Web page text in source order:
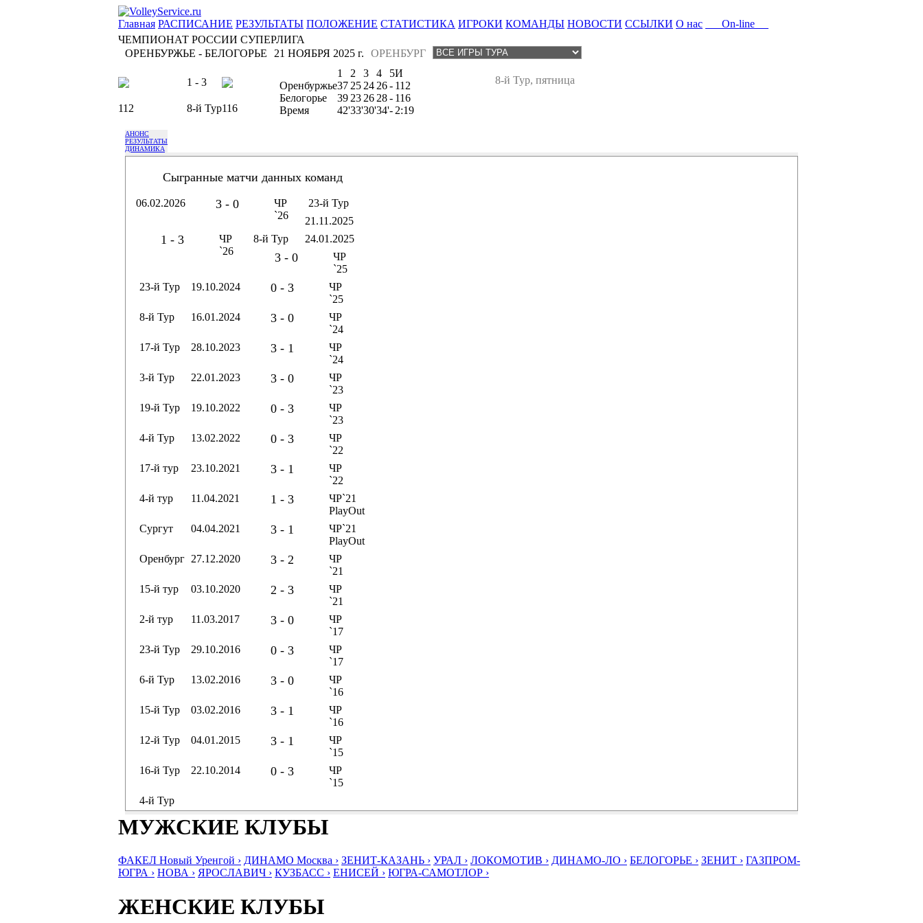
Главная РАСПИСАНИЕ РЕЗУЛЬТАТЫ ПОЛОЖЕНИЕ СТАТИСТИКА ИГРОКИ КОМАНДЫ НОВОСТИ ССЫЛКИ О нас
On-line
ЧЕМПИОНАТ РОССИИ СУПЕРЛИГА
ОРЕНБУРЖЬЕ - БЕЛОГОРЬЕ
ОРЕНБУРГ
21 НОЯБРЯ 2025 г.
1 - 3
112 8-й Тур116
8-й Тур, пятница
1 2 3 4 5И
Оренбуржье37 25 24 26- 112
Белогорье
39 23 26 28- 116
Время
42'33'30'34'- 2:19
АНОНС
РЕЗУЛЬТАТЫ
ДИНАМИКА
Сыгранные матчи данных команд
06.02.2026 3 - 0
ЧР
`26
23-й Тур
21.11.2025
1 - 3
ЧР
`26
8-й Тур 24.01.2025
3 - 0
ЧР
`25
23-й Тур
19.10.2024 0 - 3
ЧР
`25
8-й Тур
16.01.2024 3 - 0
ЧР
`24
17-й Тур
28.10.2023 3 - 1
ЧР
`24
3-й Тур
22.01.2023 3 - 0
ЧР
`23
19-й Тур
19.10.2022 0 - 3
ЧР
`23
4-й Тур
13.02.2022 0 - 3
ЧР
`22
17-й тур
23.10.2021 3 - 1
ЧР
`22
4-й тур
11.04.2021 1 - 3
ЧР`21
PlayOut
Сургут
04.04.2021 3 - 1
ЧР`21
PlayOut
Оренбург 27.12.2020 3 - 2
ЧР
`21
15-й тур
03.10.2020 2 - 3
ЧР
`21
2-й тур
11.03.2017 3 - 0
ЧР
`17
23-й Тур
29.10.2016 0 - 3
ЧР
`17
6-й Тур
13.02.2016 3 - 0
ЧР
`16
15-й Тур
03.02.2016 3 - 1
ЧР
`16
12-й Тур
04.01.2015 3 - 1
ЧР
`15
16-й Тур
22.10.2014 0 - 3
ЧР
`15
4-й Тур
МУЖСКИЕ КЛУБЫ
ФАКЕЛ Новый Уренгой › ДИНАМО Москва › ЗЕНИТ-КАЗАНЬ › УРАЛ › ЛОКОМОТИВ › ДИНАМО-ЛО › БЕЛОГОРЬЕ › ЗЕНИТ › ГАЗПРОМ-
ЮГРА › НОВА › ЯРОСЛАВИЧ › КУЗБАСС › ЕНИСЕЙ › ЮГРА-САМОТЛОР ›
ЖЕНСКИЕ КЛУБЫ